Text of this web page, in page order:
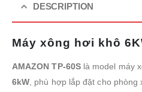
DESCRIPTION
Máy xông hơi khô
AMAZON TP-60Slà model máy
6kW, phù hợp lắp đặt cho phòng